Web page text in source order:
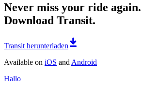
Never miss your ride again.
Download Transit.
Transit herunterladen
Available on iOS and Android
Hallo